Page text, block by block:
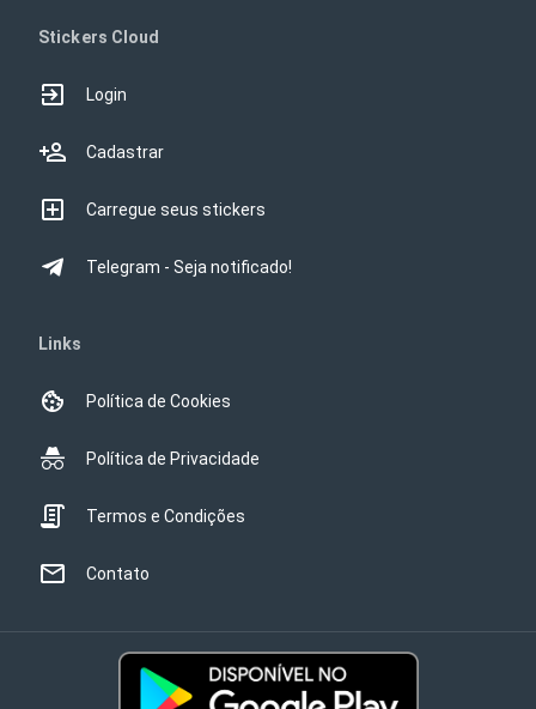
Stickers Cloud
Login
Cadastrar
Carregue seus stickers
Telegram - Seja notificado!
Links
Política de Cookies
Política de Privacidade
Termos e Condições
Contato